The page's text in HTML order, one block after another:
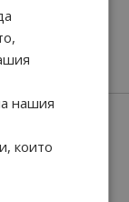
08€ / 99.
€ / 77.
нашия
които